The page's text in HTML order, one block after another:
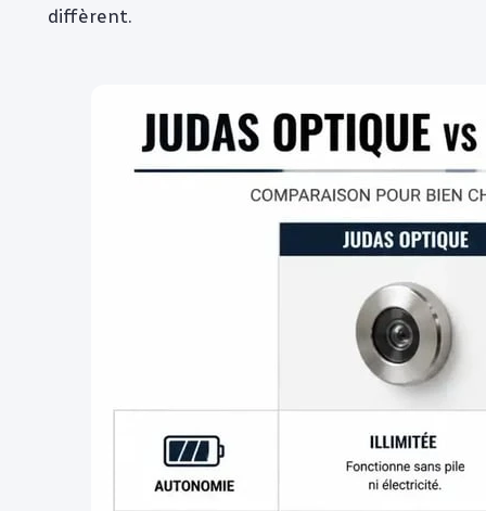
diffèrent.